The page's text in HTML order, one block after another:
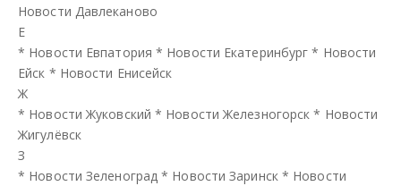
Новости Давлеканово
Е
* Новости Евпатория * Новости Екатеринбург * Новости
Ейск * Новости Енисейск
Ж
* Новости Жуковский * Новости Железногорск * Новости
Жигулёвск
З
* Новости Зеленоград * Новости Заринск* Новости